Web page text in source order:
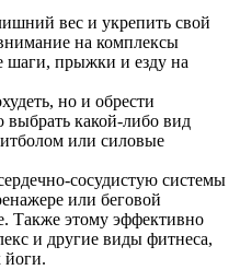
вес и укрепить свой
на комплексы
прыжки и езду на
но и обрести
какой-либо вид
или силовые
сосудистую системы
или беговой
Также этому эффективно
и другие виды фитнеса,
йоги.